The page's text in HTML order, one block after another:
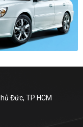
Đức, TP HCM